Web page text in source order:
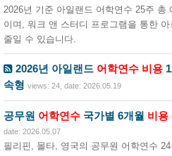
2026년 기준 아일랜드 어학연수 25주 총
이며, 워크 앤 스터디 프로그램을 통한
줄일 수 있습니다.
2026년 아일랜드 어학연수 비용
속형 views: 24, date: 2026.05.19
공무원 어학연수 국가별 6개월 비용
date: 2026.05.07
필리핀, 몰타, 영국의 공무원 어학연수